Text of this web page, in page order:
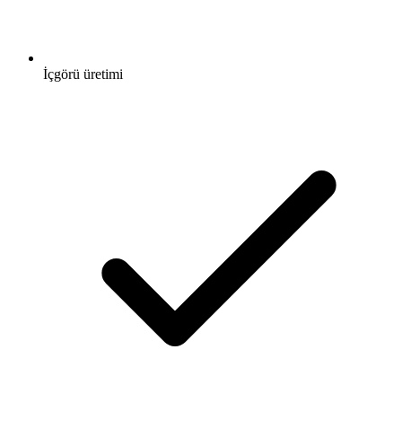
İçgörü üretimi